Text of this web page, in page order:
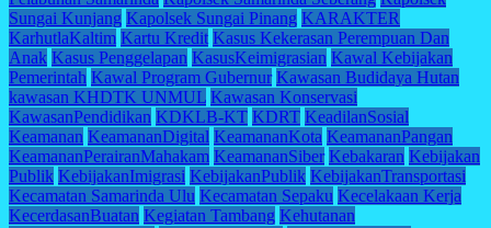
Sungai Kunjang Kapolsek Sungai Pinang KARAKTER
KarhutlaKaltim Kartu Kredit Kasus Kekerasan Perempuan Dan
Anak Kasus Penggelapan KasusKeimigrasian Kawal Kebijakan
Pemerintah Kawal Program Gubernur Kawasan Budidaya Hutan
kawasan KHDTK UNMUL Kawasan Konservasi
KawasanPendidikan KDKLB-KT KDRT KeadilanSosial
Keamanan KeamananDigital KeamananKota KeamananPangan
KeamananPerairanMahakam KeamananSiber Kebakaran Kebijakan
Publik KebijakanImigrasi KebijakanPublik KebijakanTransportasi
Kecamatan Samarinda Ulu Kecamatan Sepaku Kecelakaan Kerja
KecerdasanBuatan Kegiatan Tambang Kehutanan